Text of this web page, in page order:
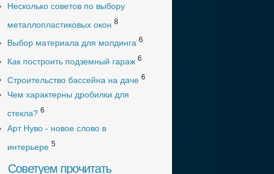
Несколько советов по выбору
металлопластиковых окон 8
Выбор материала для молдинга 6
Как построить подземный гараж 6
Строительство бассейна на даче 6
Чем характерны дробилки для
стекла? 6
Арт Нуво - новое слово в
интерьере 5
Советуем прочитать